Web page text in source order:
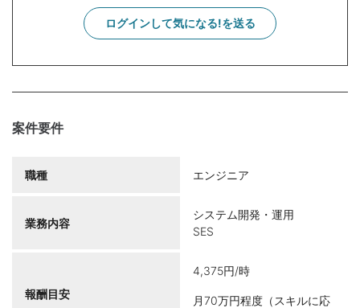
ログインして気になる!を送る
案件要件
職種 エンジニア
業務内容
システム開発・運用
SES
報酬目安
4,375円/時
月70万円程度（スキルに応